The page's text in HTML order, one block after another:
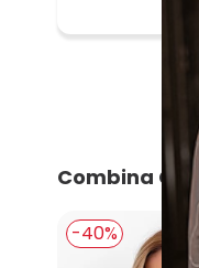
Combina Com
-40%